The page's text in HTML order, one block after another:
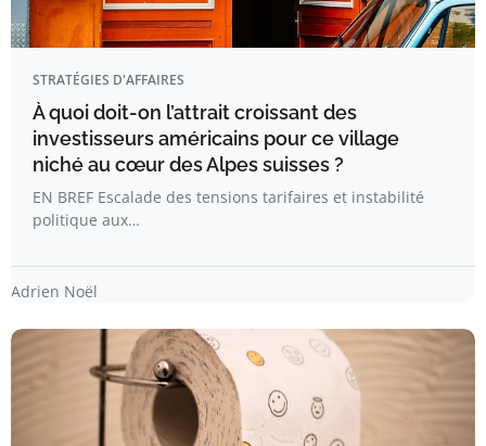
STRATÉGIES D'AFFAIRES
À quoi doit-on l’attrait croissant des
investisseurs américains pour ce village
niché au cœur des Alpes suisses ?
EN BREF Escalade des tensions tarifaires et instabilité
politique aux…
Adrien Noël